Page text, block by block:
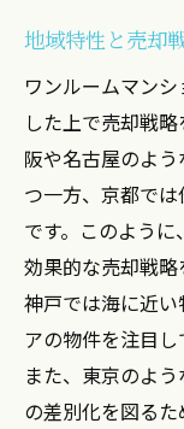
戦略構
成功例
戦略的
経験者
成功事
大阪東京名
却の秘訣
都市ご
名古屋
東京の
地域特性と売却
ワンルームマン
した上で売却戦
阪や名古屋のよ
つ一方、京都で
です。このように
効果的な売却戦略
神戸では海に近
アの物件を注目し
また、東京のよ
の差別化を図る